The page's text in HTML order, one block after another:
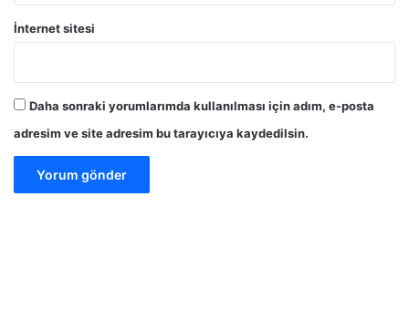
İnternet sitesi
Daha sonraki yorumlarımda kullanılması için adım, e-posta
adresim ve site adresim bu tarayıcıya kaydedilsin.